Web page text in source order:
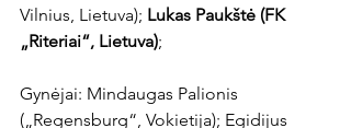
Vilnius, Lietuva); Lukas Paukštė (FK
„Riteriai“, Lietuva);
Gynėjai: Mindaugas Palionis
(„Regensburg“, Vokietija); Egidijus